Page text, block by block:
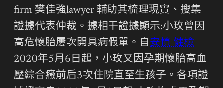
firm 樊佳強lawyer 輔助其梳理現實、搜集
證據代表仲裁。據相干證據顯示:小玫曾因
高危懷胎屢次開具病假單。自 安慎 健檢
2020年5月6日起，小玫又因孕期懷胎高血
壓綜合癥前后3次住院直至生孩子。各項證